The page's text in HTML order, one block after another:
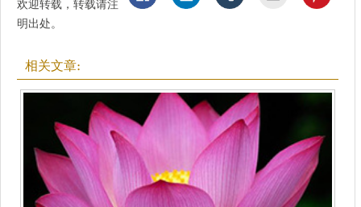
欢迎转载，转载请注
明出处。
相关文章: